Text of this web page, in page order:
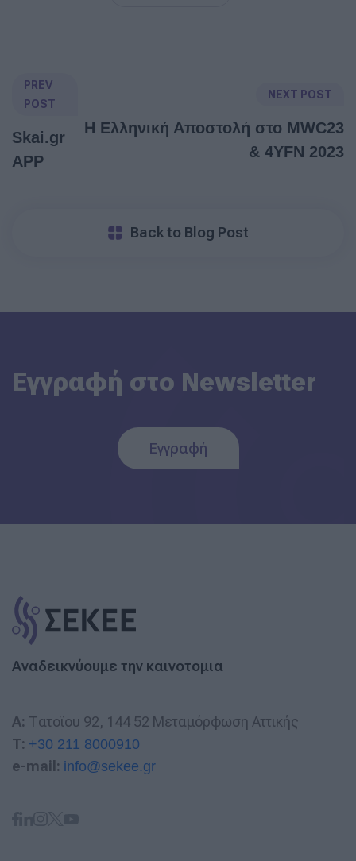
PREV
POST
Skai.gr
APP
NEXT POST
Η Ελληνική Αποστολή στο MWC23
& 4YFN 2023
Back to Blog Post
Εγγραφή στο Newsletter
Εγγραφή
Αναδεικνύουμε την καινοτομια
A: Τατοϊου 92, 144 52 Μεταμόρφωση Αττικής
T: +30 211 8000910
e-mail: info@sekee.gr